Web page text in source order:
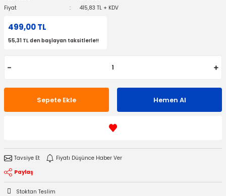
Fiyat
415,83 TL + KDV
499,00 TL
55,31 TL den başlayan taksitlerle!!
Sepete Ekle Hemen Al
Tavsiye Et
Fiyatı Düşünce Haber Ver
Paylaş
Stoktan Teslim